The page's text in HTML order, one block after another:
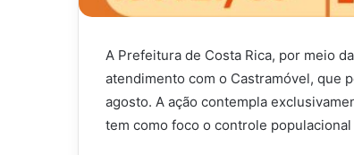
A Prefeitura de Costa Rica, por meio
atendimento com o Castramóvel, que
agosto. A ação contempla
tem como foco o controle